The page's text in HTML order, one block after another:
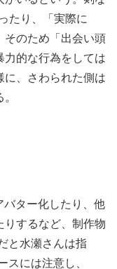
たり、「実際に
そのため「出会い頭
力的な行為をしては
に、さわられた側は
ター化したり、他
りするなど、制作物
と水瀬さんは指
には注意し、